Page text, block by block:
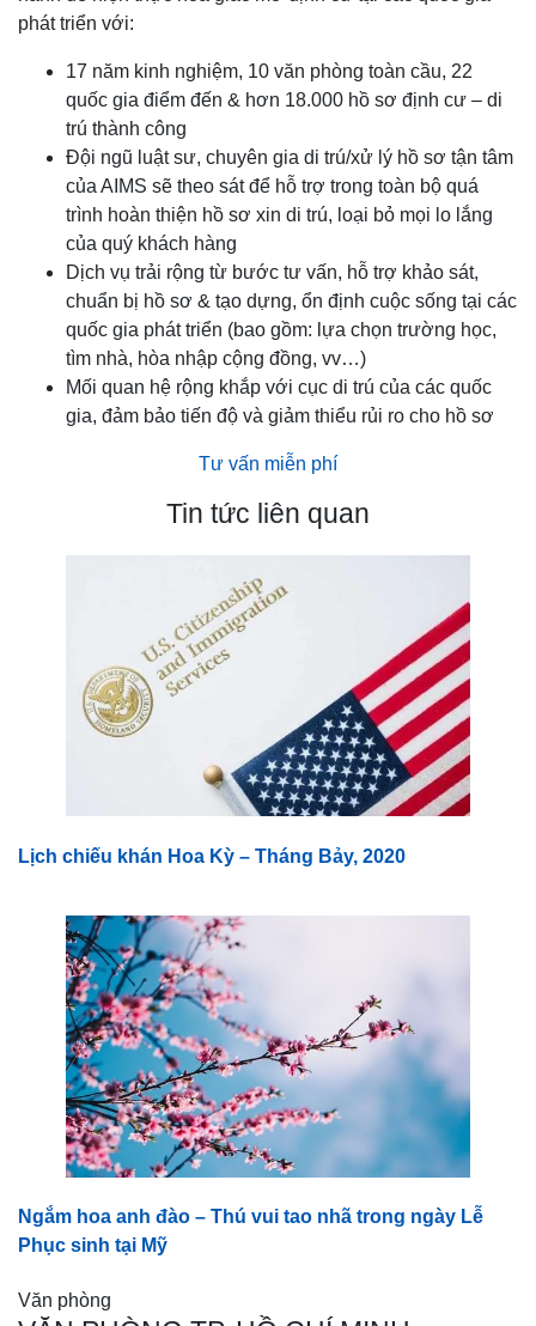
phát triển với:
17 năm kinh nghiệm, 10 văn phòng toàn cầu, 22
quốc gia điểm đến & hơn 18.000 hồ sơ định cư – di
trú thành công
Đội ngũ luật sư, chuyên gia di trú/xử lý hồ sơ tận tâm
của AIMS sẽ theo sát để hỗ trợ trong toàn bộ quá
trình hoàn thiện hồ sơ xin di trú, loại bỏ mọi lo lắng
của quý khách hàng
Dịch vụ trải rộng từ bước tư vấn, hỗ trợ khảo sát,
chuẩn bị hồ sơ & tạo dựng, ổn định cuộc sống tại các
quốc gia phát triển (bao gồm: lựa chọn trường học,
tìm nhà, hòa nhập cộng đồng, vv…)
Mối quan hệ rộng khắp với cục di trú của các quốc
gia, đảm bảo tiến độ và giảm thiểu rủi ro cho hồ sơ
Tư vấn miễn phí
Tin tức liên quan
Lịch chiếu khán Hoa Kỳ – Tháng Bảy, 2020
Ngắm hoa anh đào – Thú vui tao nhã trong ngày Lễ
Phục sinh tại Mỹ
Văn phòng